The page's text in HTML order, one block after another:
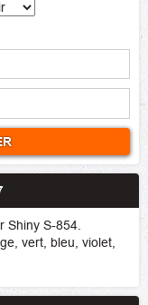
Shiny S-854.
vert, bleu, violet,